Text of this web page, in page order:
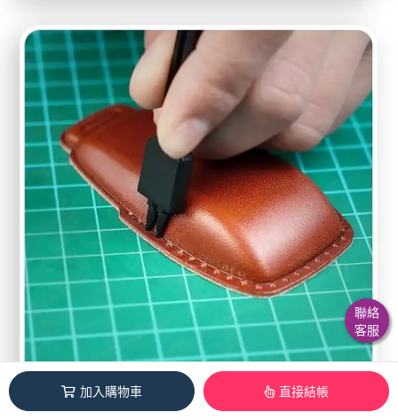
加入購物車 直接結帳
聯絡
客服